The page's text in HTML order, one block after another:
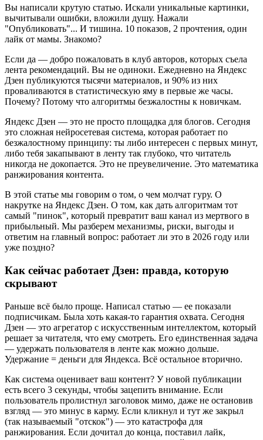
Вы написали крутую статью. Искали уникальные картинки,
вычитывали ошибки, вложили душу. Нажали
"Опубликовать"... И тишина. 10 показов, 2 прочтения, один
лайк от мамы. Знакомо?
Если да — добро пожаловать в клуб авторов, которых съела
лента рекомендаций. Вы не одиноки. Ежедневно на Яндекс
Дзен публикуются тысячи материалов, и 90% из них
проваливаются в статистическую яму в первые же часы.
Почему? Потому что алгоритмы безжалостны к новичкам.
Яндекс Дзен — это не просто площадка для блогов. Сегодня
это сложная нейросетевая система, которая работает по
безжалостному принципу: ты либо интересен с первых минут,
либо тебя закапывают в ленту так глубоко, что читатель
никогда не докопается. Это не преувеличение. Это математика
ранжирования контента.
В этой статье мы говорим о том, о чем молчат гуру. О
накрутке на Яндекс Дзен. О том, как дать алгоритмам тот
самый "пинок", который превратит ваш канал из мертвого в
прибыльный. Мы разберем механизмы, риски, выгоды и
ответим на главный вопрос: работает ли это в 2026 году или
уже поздно?
Как сейчас работает Дзен: правда, которую
скрывают
Раньше всё было проще. Написал статью — ее показали
подписчикам. Была хоть какая-то гарантия охвата. Сегодня
Дзен — это агрегатор с искусственным интеллектом, который
решает за читателя, что ему смотреть. Его единственная задача
— удержать пользователя в ленте как можно дольше.
Удержание = деньги для Яндекса. Всё остальное вторично.
Как система оценивает ваш контент? У новой публикации
есть всего 3 секунды, чтобы зацепить внимание. Если
пользователь пролистнул заголовок мимо, даже не остановив
взгляд — это минус в карму. Если кликнул и тут же закрыл
(так называемый "отскок") — это катастрофа для
ранжирования. Если дочитал до конца, поставил лайк,